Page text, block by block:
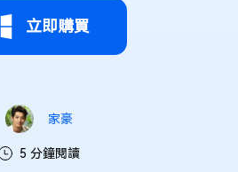
立即購買
家豪
5 分鐘閱讀